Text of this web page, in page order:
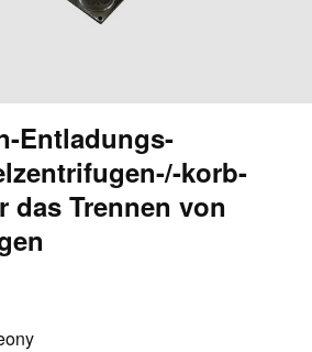
Entladungs-
korb-
das Trennen von